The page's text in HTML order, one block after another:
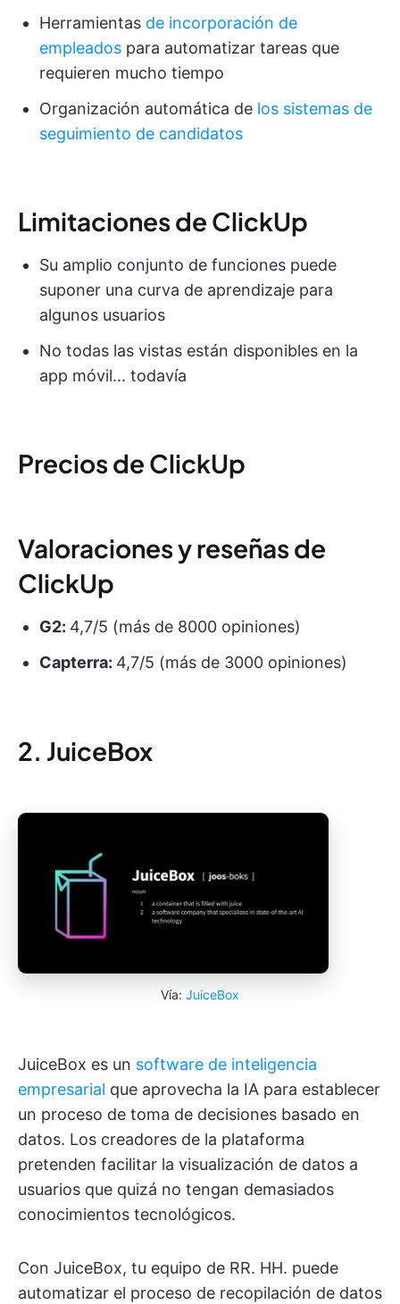
Herramientas de incorporación de
empleados para automatizar tareas que
requieren mucho tiempo
Organización automática de los sistemas de
seguimiento de candidatos
Limitaciones de ClickUp
Su amplio conjunto de funciones puede
suponer una curva de aprendizaje para
algunos usuarios
No todas las vistas están disponibles en la
app móvil... todavía
Precios de ClickUp
Valoraciones y reseñas de
ClickUp
G2: 4,7/5 (más de 8000 opiniones)
Capterra: 4,7/5 (más de 3000 opiniones)
2. JuiceBox
Vía: JuiceBox
JuiceBox es un software de inteligencia
empresarial que aprovecha la IA para establecer
un proceso de toma de decisiones basado en
datos. Los creadores de la plataforma
pretenden facilitar la visualización de datos a
usuarios que quizá no tengan demasiados
conocimientos tecnológicos.
Con JuiceBox, tu equipo de RR. HH. puede
automatizar el proceso de recopilación de datos